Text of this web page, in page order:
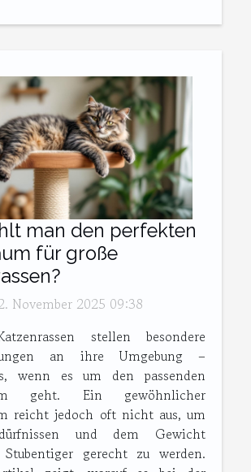
man den perfekten
für große
November 2025 09:38
stellen besondere
an ihre Umgebung –
wenn es um den passenden
geht. Ein gewöhnlicher
reicht jedoch oft nicht aus, um
und dem Gewicht
gerecht zu werden.